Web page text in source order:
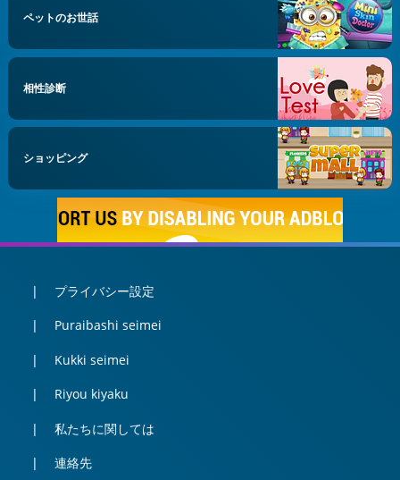
ペットのお世話
相性診断
ショッピング
プライバシー設定
Puraibashi seimei
Kukki seimei
Riyou kiyaku
私たちに関しては
連絡先